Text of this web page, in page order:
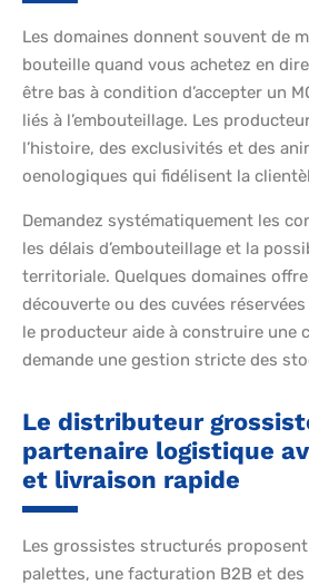
Les domaines donnent souvent de
bouteille quand vous achetez en
être bas à condition d’accepter un
liés à l’embouteillage. Les
l’histoire, des exclusivités et des
oenologiques qui fidélisent la
Demandez systématiquement les
les délais d’embouteillage et la
territoriale. Quelques domaines
découverte ou des cuvées
le producteur aide à construire une
demande une gestion stricte des
Le distributeur
partenaire logistique
et livraison rapide
Les grossistes structurés
palettes, une facturation B2B et des